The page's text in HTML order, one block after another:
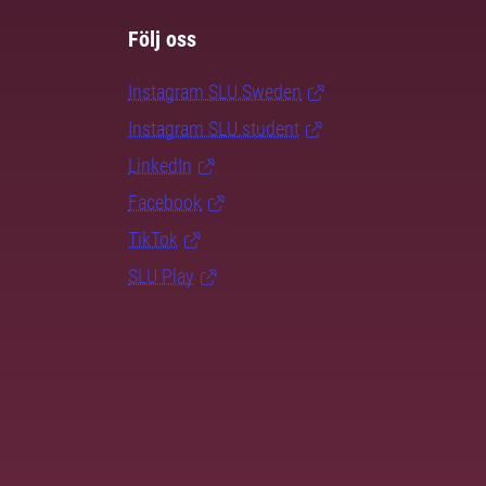
Följ oss
Instagram SLU.Sweden
Instagram SLU.student
LinkedIn
Facebook
TikTok
SLU Play